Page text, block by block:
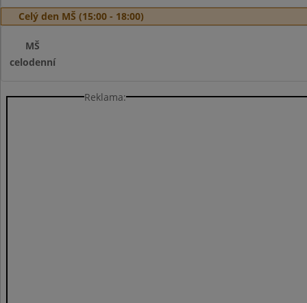
Celý den MŠ (15:00 - 18:00)
MŠ
celodenní
Reklama: